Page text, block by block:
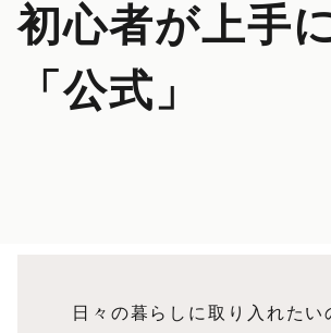
初心者が上手
「公式」
日々の暮らしに取り入れた